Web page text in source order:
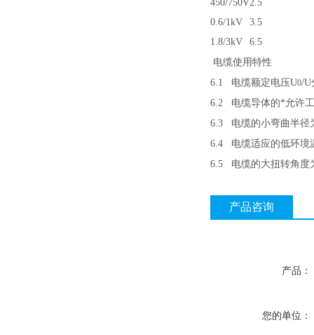
450/750V2.5
0.6/1kV
3.5
1.8/3kV
6.5
电缆使用特性
6.1
电缆额定电压U0/U
6.2
电缆导体的*允许
6.3
电缆的小弯曲半径
6.4
电缆适应的低环境
6.5
电缆的大扭转角度
产品咨询
产品：
您的单位：